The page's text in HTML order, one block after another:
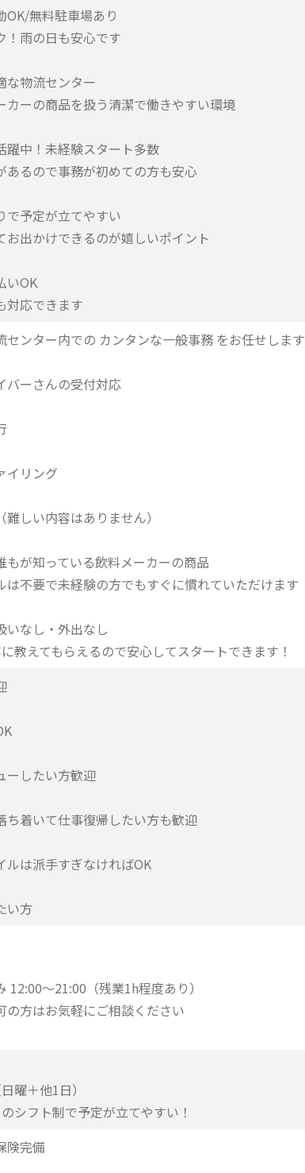
OK/無料駐車場あり
！雨の日も安心です
な物流センター
カーの商品を扱う清潔で働きやすい環境
躍中！未経験スタート多数
あるので事務が初めての方も安心
で予定が立てやすい
お出かけできるのが嬉しいポイント
いOK
対応できます
センター内での カンタンな一般事務 をお任せします
バーさんの受付対応
イリング
難しい内容はありません）
もが知っている飲料メーカーの商品
は不要で未経験の方でもすぐに慣れていただけます
いなし・外出なし
教えてもらえるので安心してスタートできます！
ーしたい方歓迎
ち着いて仕事復帰したい方も歓迎
ルは派手すぎなければOK
い方
12:00～21:00（残業1h程度あり）
方はお気軽にご相談ください
曜＋他1日）
シフト制で予定が立てやすい！
険完備